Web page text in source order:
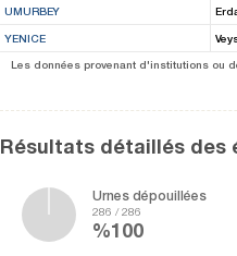
UMURBEY
YENICE
Les données provenant d'institutions ou
Résultats détaillés des
Urnes dépouillées
286 / 286
%100